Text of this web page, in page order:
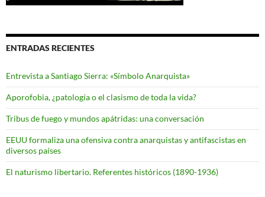
ENTRADAS RECIENTES
Entrevista a Santiago Sierra: «Símbolo Anarquista»
Aporofobia, ¿patología o el clasismo de toda la vida?
Tribus de fuego y mundos apátridas: una conversación
EEUU formaliza una ofensiva contra anarquistas y antifascistas en
diversos países
El naturismo libertario. Referentes históricos (1890-1936)